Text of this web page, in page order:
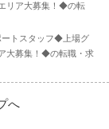
リア大募集！◆の転
ートスタッフ◆上場グ
大募集！◆の転職・求
へ